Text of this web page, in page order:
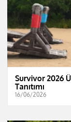
Survivor 2026
Tanıtımı
16/06/2026